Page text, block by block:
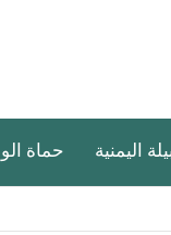
اليمنية حماة